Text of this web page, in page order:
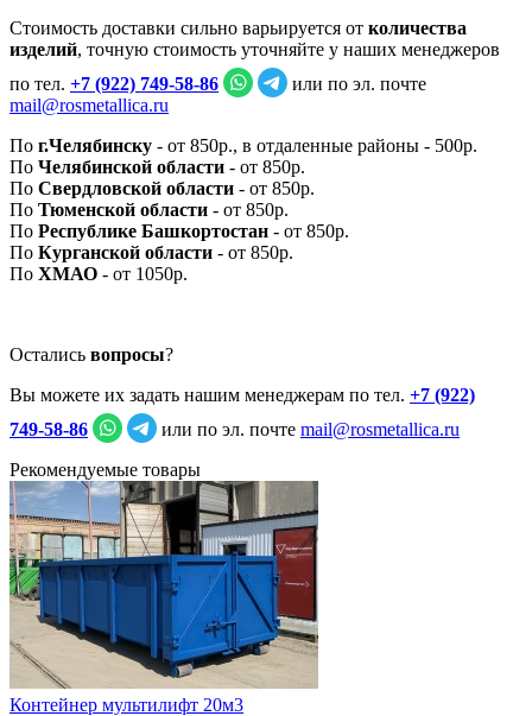
Стоимость доставки сильно варьируется от количества
изделий, точную стоимость уточняйте у наших менеджеров
по тел. +7 (922) 749‑58‑86
или по эл. почте
mail@rosmetallica.ru
По г.Челябинску - от 850р., в отдаленные районы - 500р.
По Челябинской области - от 850р.
По Свердловской области - от 850р.
По Тюменской области - от 850р.
По Республике Башкортостан - от 850р.
По Курганской области - от 850р.
По ХМАО - от 1050р.
Остались вопросы?
Вы можете их задать нашим менеджерам по тел. +7 (922)
749‑58‑86
или по эл. почте mail@rosmetallica.ru
Рекомендуемые товары
Контейнер мультилифт 20м3